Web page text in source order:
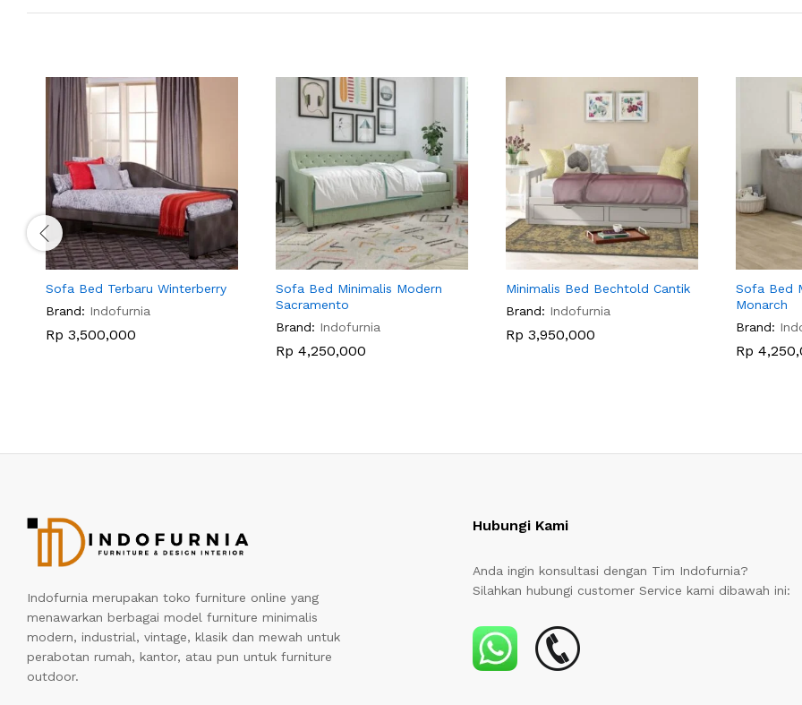
Sofa Bed Terbaru Winterberry
Brand: Indofurnia
Rp 3,500,000
Sofa Bed Minimalis Modern
Sacramento
Brand: Indofurnia
Rp 4,250,000
Minimalis Bed Bechtold Cantik
Brand: Indofurnia
Rp 3,950,000
Sofa Bed
Monarch
Brand:
Rp
Indofurnia merupakan toko furniture online yang
menawarkan berbagai model furniture minimalis
modern, industrial, vintage, klasik dan mewah untuk
perabotan rumah, kantor, atau pun untuk furniture
outdoor.
Hubungi Kami
Anda ingin konsultasi dengan Tim Indofurnia?
Silahkan hubungi customer Service kami dibawah ini: